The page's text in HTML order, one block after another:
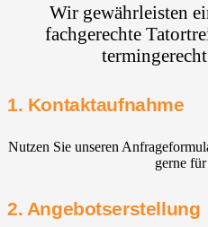
Wir gewährleisten
fachgerechte
1. Kontaktaufnahme
Nutzen Sie unseren
gerne
2. Angebotserstellung